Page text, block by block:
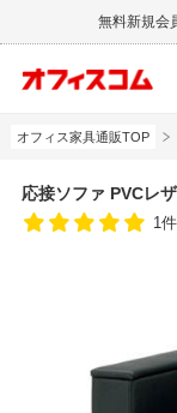
無料新規会
オフィス家具通販TOP
応接ソファ PVCレ
1件